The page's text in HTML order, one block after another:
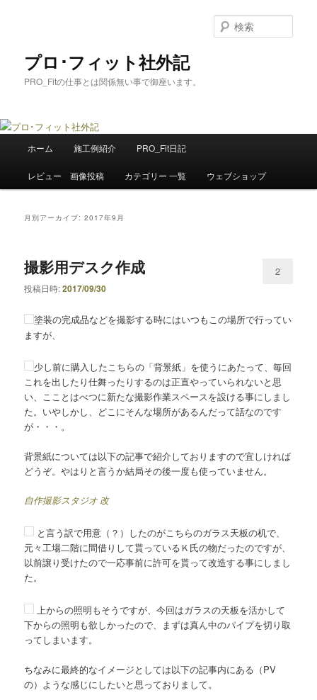
へ
移
プロ･フィット社外記
PRO_Fitの仕事とは関係無い事で御座います。
索
メ
ホーム 施工例紹介 PRO_Fit日記
レビュー 画像投稿 カテゴリー 一覧 ウェブショップ
月別アーカイブ:2017年9月
撮影用デスク作成
投稿日時:2017/09/30
2
塗装の完成品などを撮影する時にはいつもこの場所で行ってい
ますが、
少し前に購入したこちらの「背景紙」を使うにあたって、毎回
これを出したり仕舞ったりするのは正直やっていられないと思
い、こことはべつに新たな撮影作業スペースを設ける事にしまし
た。いやしかし、どこにそんな場所があるんだって話なのです
が・・・。
背景紙については以下の記事で紹介しておりますので宜しければ
どうぞ。やはりと言うか結局その後一度も使っていません。
自作撮影スタジオ 改
と言う訳で用意（？）したのがこちらのガラス天板の机で、
元々工場二階に間借りして貰っているＫ氏の物だったのですが、
以前譲り受けたので一応事前に許可を貰って改造する事にしまし
た。
上からの照明もそうですが、今回はガラスの天板を活かして
下からの照明も欲しかったので、まずは真ん中のパイプを切り取
ってしまいます。
ちなみに最終的なイメージとしては以下の記事内にある（PV
の）ような感じにしたいと思っておりまして。